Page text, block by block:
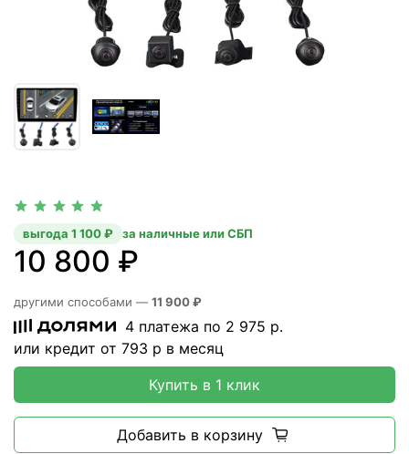
10 800 ₽
выгода 1 100 ₽ за наличные или СБП
другими способами — 11 900 ₽
4 платежа по 2 975 р.
или кредит от 793 р в месяц
Купить в 1 клик
Добавить в корзину